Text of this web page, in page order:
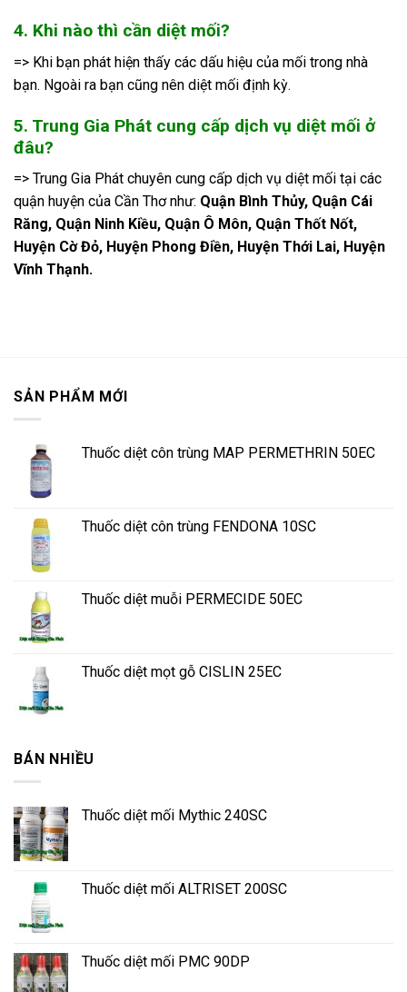
4. Khi nào thì cần diệt mối?
=> Khi bạn phát hiện thấy các dấu hiệu của mối trong nhà
bạn. Ngoài ra bạn cũng nên diệt mối định kỳ.
5. Trung Gia Phát cung cấp dịch vụ diệt mối ở
đâu?
=> Trung Gia Phát chuyên cung cấp dịch vụ diệt mối tại các
quận huyện của Cần Thơ như: Quận Bình Thủy, Quận Cái
Răng, Quận Ninh Kiều, Quận Ô Môn, Quận Thốt Nốt,
Huyện Cờ Đỏ, Huyện Phong Điền, Huyện Thới Lai, Huyện
Vĩnh Thạnh.
SẢN PHẨM MỚI
Thuốc diệt côn trùng MAP PERMETHRIN 50EC
Thuốc diệt côn trùng FENDONA 10SC
Thuốc diệt muỗi PERMECIDE 50EC
Thuốc diệt mọt gỗ CISLIN 25EC
BÁN NHIỀU
Thuốc diệt mối Mythic 240SC
Thuốc diệt mối ALTRISET 200SC
Thuốc diệt mối PMC 90DP